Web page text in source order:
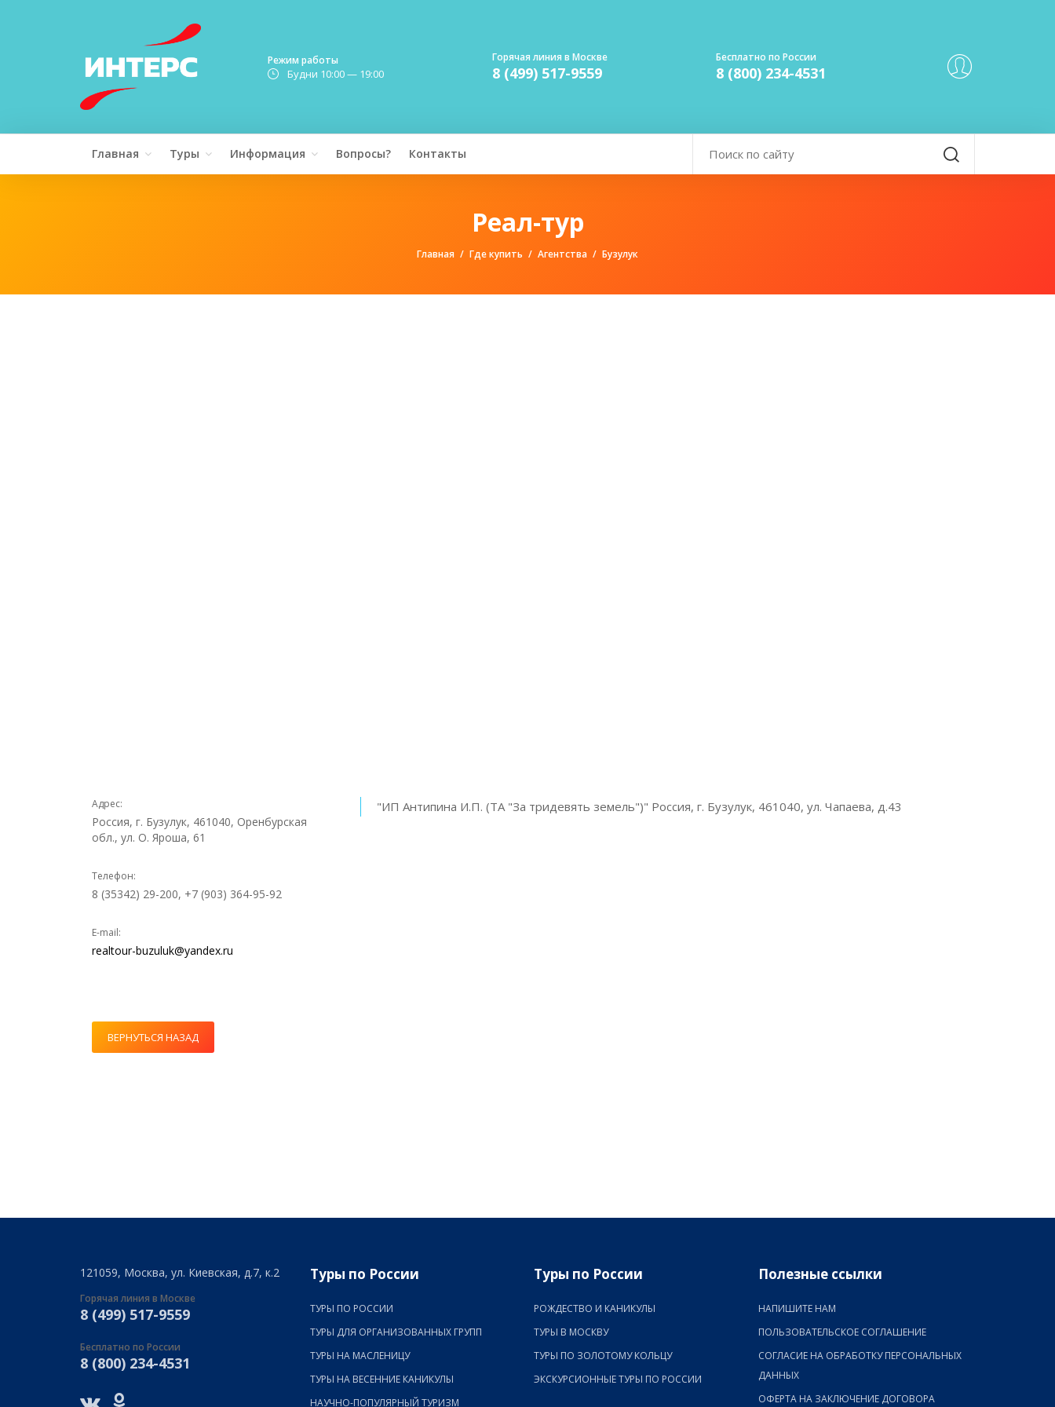
Режим работы
Будни 10:00 — 19:00
Горячая линия в Москве
8 (499) 517-9559
Бесплатно по России
8 (800) 234-4531
Главная Туры Информация Вопросы? Контакты
Реал-тур
Главная Где купить Агентства Бузулук
Адрес:
Россия, г. Бузулук, 461040, Оренбурская
обл., ул. О. Яроша, 61
Телефон:
8 (35342) 29-200, +7 (903) 364-95-92
E-mail:
realtour-buzuluk@yandex.ru
"ИП Антипина И.П. (ТА "За тридевять земель")" Россия, г. Бузулук, 461040, ул. Чапаева, д.43
ВЕРНУТЬСЯ НАЗАД
121059, Москва, ул. Киевская, д.7, к.2
Горячая линия в Москве
8 (499) 517-9559
Бесплатно по России
8 (800) 234-4531
Туры по России
ТУРЫ ПО РОССИИ
ТУРЫ ДЛЯ ОРГАНИЗОВАННЫХ ГРУПП
ТУРЫ НА МАСЛЕНИЦУ
ТУРЫ НА ВЕСЕННИЕ КАНИКУЛЫ
НАУЧНО-ПОПУЛЯРНЫЙ ТУРИЗМ
Туры по России
РОЖДЕСТВО И КАНИКУЛЫ
ТУРЫ В МОСКВУ
ТУРЫ ПО ЗОЛОТОМУ КОЛЬЦУ
ЭКСКУРСИОННЫЕ ТУРЫ ПО РОССИИ
Полезные ссылки
НАПИШИТЕ НАМ
ПОЛЬЗОВАТЕЛЬСКОЕ СОГЛАШЕНИЕ
СОГЛАСИЕ НА ОБРАБОТКУ ПЕРСОНАЛЬНЫХ
ДАННЫХ
ОФЕРТА НА ЗАКЛЮЧЕНИЕ ДОГОВОРА